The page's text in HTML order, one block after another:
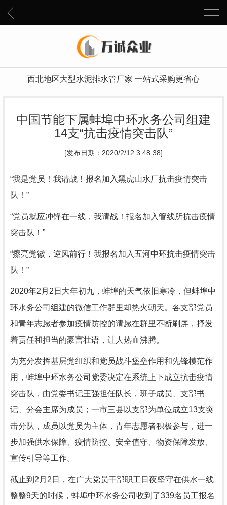
西北地区大型水泥排水管厂家 一站式采购更省心
中国节能下属蚌埠中环水务公司组建
14支“抗击疫情突击队”
[发布日期：2020/2/12 3:48:38]
“我是党员！我请战！报名加入黑虎山水厂抗击疫情突击
队！”
“党员就应冲锋在一线，我请战！报名加入管线所抗击疫情
突击队！”
“擦亮党徽，逆风前行！我报名加入五河中环抗击疫情突击
队！”
2020年2月2日大年初九，蚌埠的天气依旧寒冷，但蚌埠中
环水务公司组建的微信工作群里却热火朝天。各支部党员
和青年志愿者参加疫情防控的请愿在群里不断刷屏，抒发
着责任和担当的豪言壮语，让人热血沸腾。
为充分发挥基层党组织和党员战斗堡垒作用和先锋模范作
用，蚌埠中环水务公司党委决定在系统上下成立抗击疫情
突击队，由党委书记王强担任队长，班子成员、支部书
记、分会主席为成员；一市三县以支部为单位成立13支突
击分队，成员以党员为主体，青年志愿者积极参与，进一
步加强供水保障、疫情防控、安全值守、物资保障发放、
宣传引导等工作。
截止到2月2日，在广大党员干部职工日夜坚守在供水一线
整整9天的时候，蚌埠中环水务公司收到了339名员工报名